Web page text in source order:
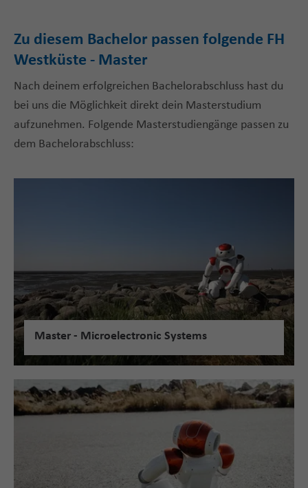
Zu diesem Bachelor passen folgende FH
Westküste - Master
Nach deinem erfolgreichen Bachelorabschluss hast du
bei uns die Möglichkeit direkt dein Masterstudium
aufzunehmen. Folgende Masterstudiengänge passen zu
dem Bachelorabschluss:
Master - Microelectronic Systems